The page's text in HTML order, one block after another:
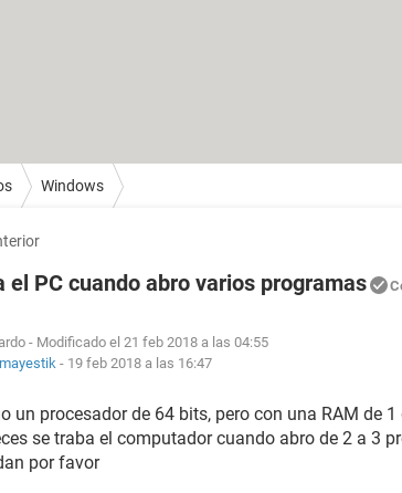
Windows
el PC cuando abro varios programas
- Modificado el 21 feb 2018 a las 04:55
mayestik - 19 feb 2018 a las 16:47
un procesador de 64 bits, pero con una RAM de
se traba el computador cuando abro de 2 a 3
por favor